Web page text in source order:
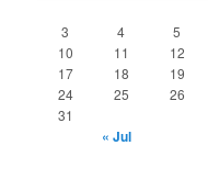
3
4 5
10
11 12
17
18 19
24
25 26
31
« Jul